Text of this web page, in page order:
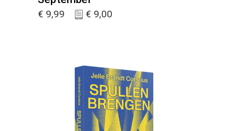
€ 9,99 € 9,00